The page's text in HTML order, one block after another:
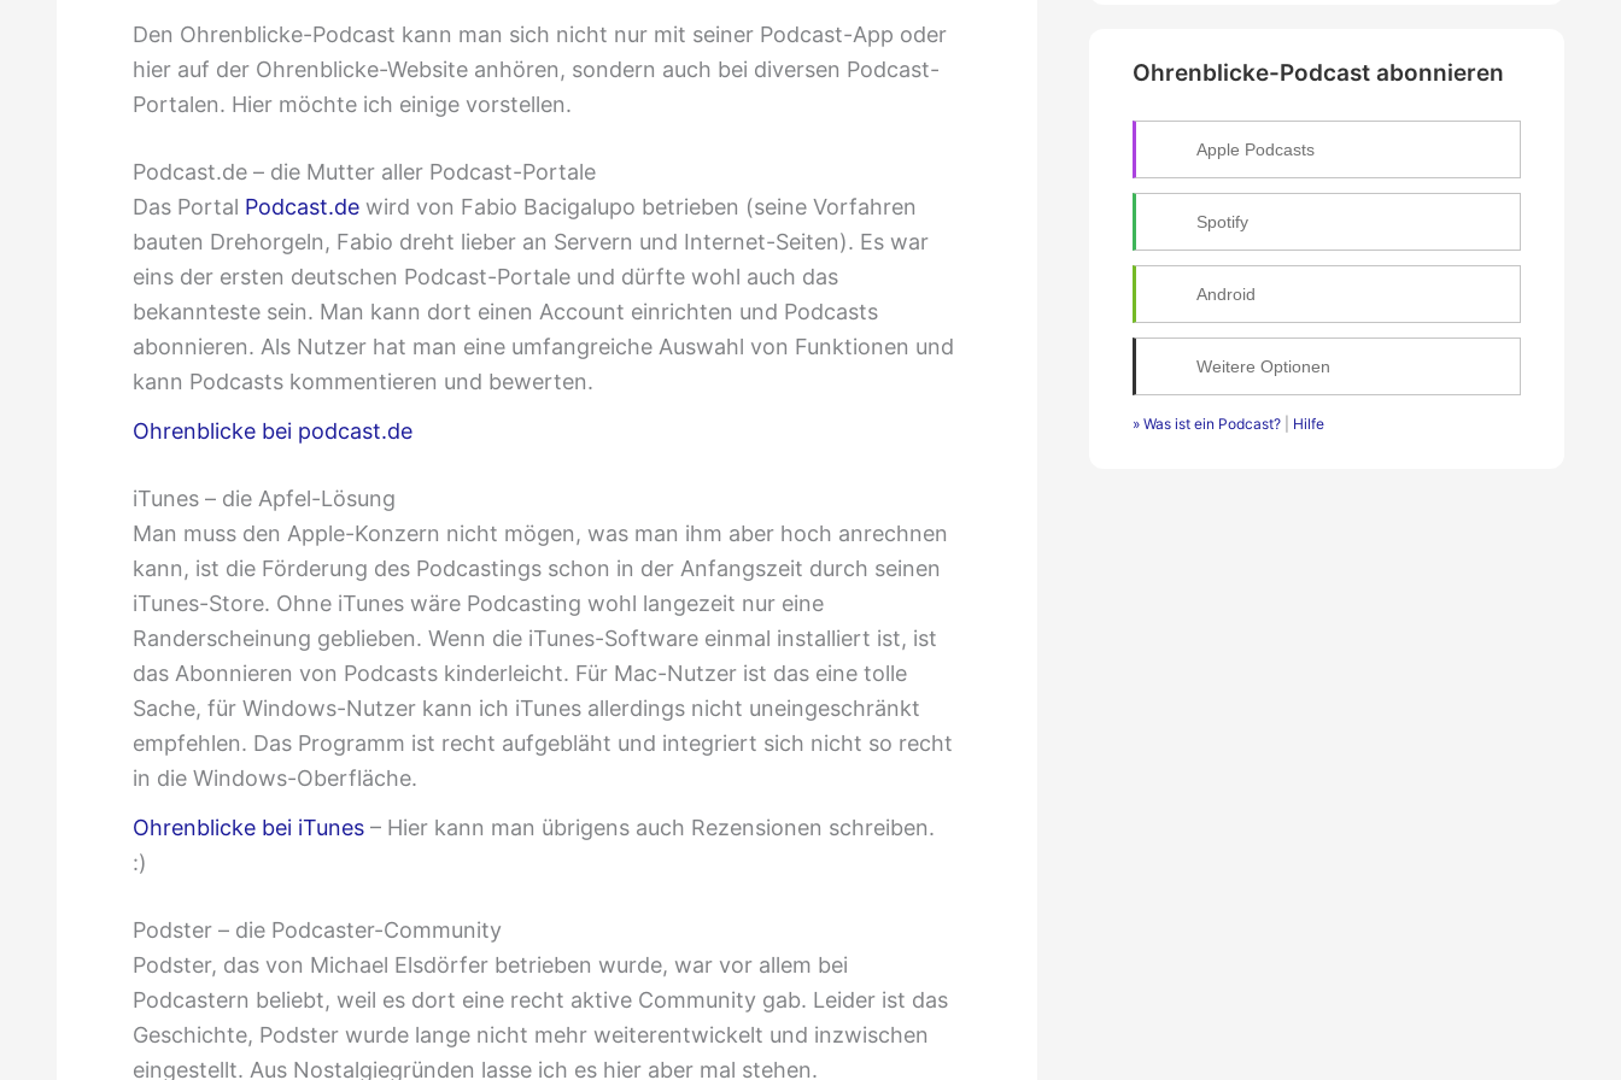
Den Ohrenblicke-Podcast kann man sich nicht nur mit seiner Podcast-App oder
hier auf der Ohrenblicke-Website anhören, sondern auch bei diversen Podcast-
Portalen. Hier möchte ich einige vorstellen.
Podcast.de – die Mutter aller Podcast-Portale
Das Portal Podcast.de wird von Fabio Bacigalupo betrieben (seine Vorfahren
bauten Drehorgeln, Fabio dreht lieber an Servern und Internet-Seiten). Es war
eins der ersten deutschen Podcast-Portale und dürfte wohl auch das
bekannteste sein. Man kann dort einen Account einrichten und Podcasts
abonnieren. Als Nutzer hat man eine umfangreiche Auswahl von Funktionen und
kann Podcasts kommentieren und bewerten.
Ohrenblicke bei podcast.de
iTunes – die Apfel-Lösung
Man muss den Apple-Konzern nicht mögen, was man ihm aber hoch anrechnen
kann, ist die Förderung des Podcastings schon in der Anfangszeit durch seinen
iTunes-Store. Ohne iTunes wäre Podcasting wohl langezeit nur eine
Randerscheinung geblieben. Wenn die iTunes-Software einmal installiert ist, ist
das Abonnieren von Podcasts kinderleicht. Für Mac-Nutzer ist das eine tolle
Sache, für Windows-Nutzer kann ich iTunes allerdings nicht uneingeschränkt
empfehlen. Das Programm ist recht aufgebläht und integriert sich nicht so recht
in die Windows-Oberfläche.
Ohrenblicke bei iTunes – Hier kann man übrigens auch Rezensionen schreiben.
:)
Podster – die Podcaster-Community
Podster, das von Michael Elsdörfer betrieben wurde, war vor allem bei
Podcastern beliebt, weil es dort eine recht aktive Community gab. Leider ist das
Geschichte, Podster wurde lange nicht mehr weiterentwickelt und inzwischen
eingestellt. Aus Nostalgiegründen lasse ich es hier aber mal stehen.
n
c
Ohrenblicke-Podcast abonnieren
Apple Podcasts
Spotify
Android
Weitere Optionen
» Was ist ein Podcast? Hilfe